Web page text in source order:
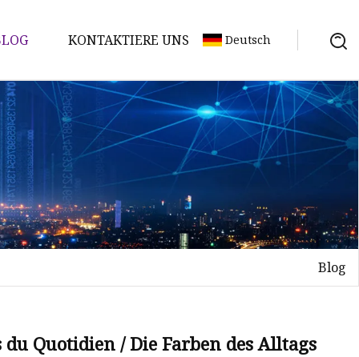
KONTAKTIERE UNS Deutsch
Blog
Quotidien / Die Farben des Alltags